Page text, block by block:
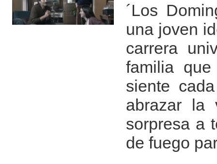
´Los
una joven
carrera
familia
siente
abrazar la
sorpresa a
de fuego